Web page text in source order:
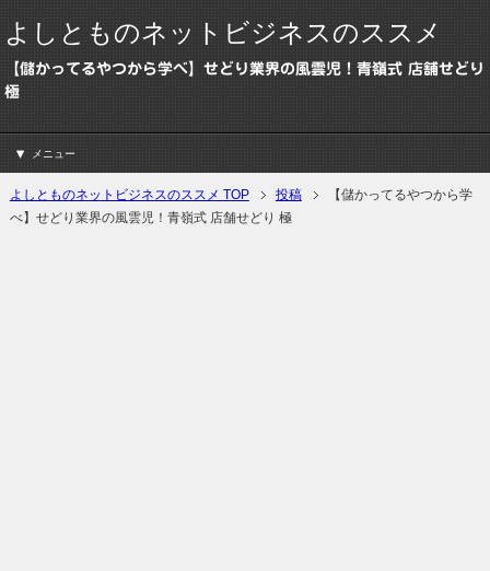
よしとものネットビジネスのススメ
【儲かってるやつから学べ】せどり業界の風雲児！青嶺式 店舗せどり
極
メニュー
よしとものネットビジネスのススメ TOP 投稿
【儲かってるやつから学
べ】せどり業界の風雲児！青嶺式 店舗せどり 極